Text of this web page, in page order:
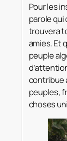
Pour les
parole qui
trouvera
amies. Et
peuple
contribue
peuples,
choses